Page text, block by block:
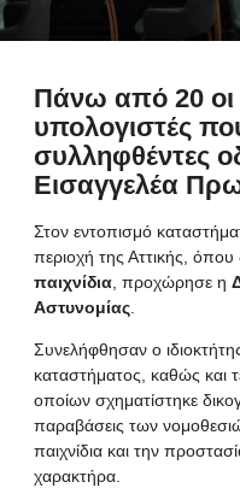
Πάνω από 20 οι
υπολογιστές
συλληφθέντες
Εισαγγελέα
Στον εντοπισμό
περιοχή της Αττικής,
παιχνίδια , προχώρησε η
Αστυνομίας
Συνελήφθησαν ο
καταστήματος, καθώς και
οποίων σχηματίστηκε
παραβάσεις των
παιχνίδια και την
χαρακτήρα.